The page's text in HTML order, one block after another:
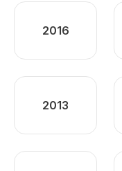
2016
2013